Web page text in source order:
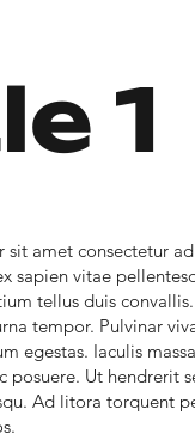
1
sit amet consectetur
sapien vitae
tellus duis
tempor. Pulvinar
egestas. Iaculis
posuere. Ut hendrerit
Ad litora torquent